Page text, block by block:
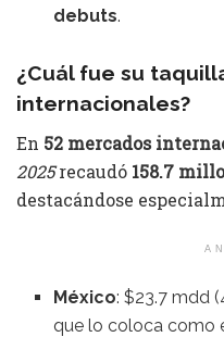
debuts.
¿Cuál fue su
internacionales?
En 52 mercados
2025recaudó 158.7
destacándose
México: $23.7 mdd
que lo coloca como